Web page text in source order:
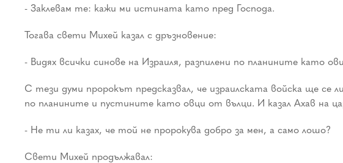
- Заклевам те: кажи ми истината като пред Господа.
Тогава свети Михей казал с дръзновение:
- Видях всички синове на Израиля, разпилени по планините като
С тези думи пророкът предсказвал, че израилската войска ще
по планините и пустините като овци от вълци. И казал Ахав на
- Не ти ли казах, че той не пророкува добро за мен, а само лошо?
Свети Михей продължавал: